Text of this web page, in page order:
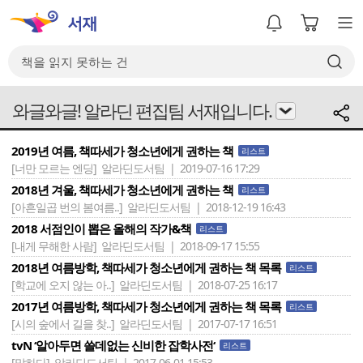
와글와글! 알라딘 편집팀 서재입니다.
2019년 여름, 책따세가 청소년에게 권하는 책 리스트
[너만 모르는 엔딩] 알라딘도서팀 | 2019-07-16 17:29
2018년 겨울, 책따세가 청소년에게 권하는 책 리스트
[아흔일곱 번의 봄여름..] 알라딘도서팀 | 2018-12-19 16:43
2018 서점인이 뽑은 올해의 작가&책 리스트
[내게 무해한 사람] 알라딘도서팀 | 2018-09-17 15:55
2018년 여름방학, 책따세가 청소년에게 권하는 책 목록 리스트
[학교에 오지 않는 아..] 알라딘도서팀 | 2018-07-25 16:17
2017년 여름방학, 책따세가 청소년에게 권하는 책 목록 리스트
[시의 숲에서 길을 찾..] 알라딘도서팀 | 2017-07-17 16:51
tvN ‘알아두면 쓸데없는 신비한 잡학사전‘ 리스트